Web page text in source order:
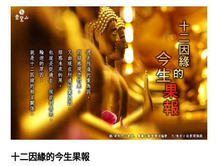
十二因緣的今生果報
覺有情-法華期